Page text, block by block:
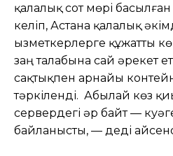
қалалық сот мөрі
келіп, Астана қалалық
Қызметкерлерге құжатты
заң талабына сай әрекет
сақтықпен арнайы
тәркіленді. Абылай көз
сервердегі әр байт —
байланысты, — деді